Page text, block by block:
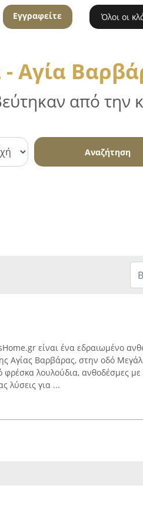
Εγγραφείτε Όλοι οι
Αγία
από την
Αναζήτηση
είναι ένα εδραιωμένο
Αγίας Βαρβάρας, στην οδό
λουλούδια, ανθοδέσμες με
λύσεις για ...